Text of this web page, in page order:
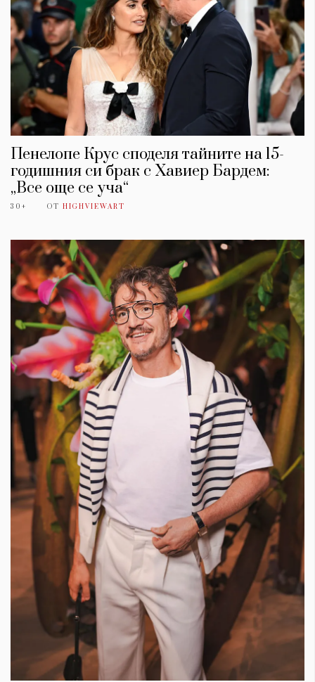
Пенелопе Крус споделя тайните на 15-
годишния си брак с Хавиер Бардем:
„Все още се уча“
30+ ОТ HIGHVIEWART